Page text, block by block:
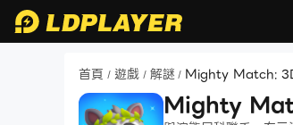
首頁 / 遊戲 / 解謎 / Mighty Match:
Mighty